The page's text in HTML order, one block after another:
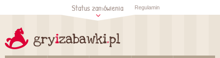
Sprawdź status
zamówienia
Status zamówienia Regulamin